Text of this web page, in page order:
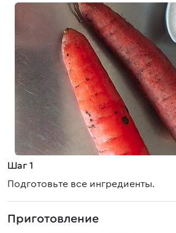
Шаг 1
Подготовьте все ингредиенты.
Приготовление